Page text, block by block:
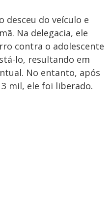
desceu do veículo e
Na delegacia, ele
contra o adolescente
lo, resultando em
No entanto, após
mil, ele foi liberado.